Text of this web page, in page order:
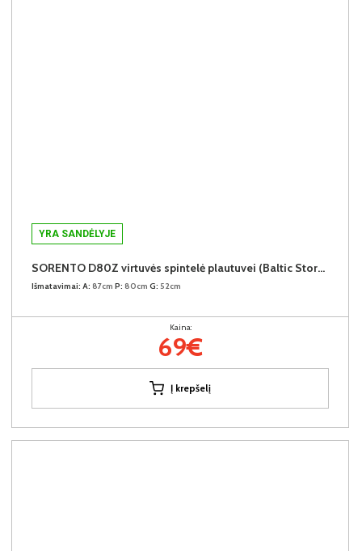
YRA SANDĖLYJE
SORENTO D80Z virtuvės spintelė plautuvei (Baltic Storm/Baltic Storm)
Išmatavimai: A: 87cm P: 80cm G: 52cm
Kaina:
69€
Į krepšelį